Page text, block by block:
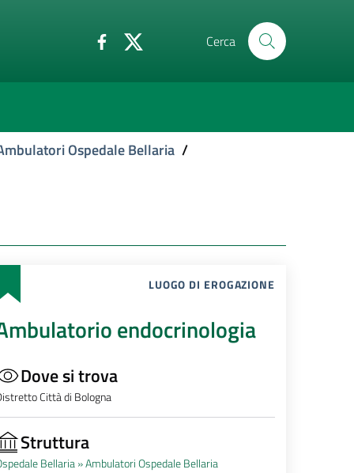
Cerca
Ospedale Bellaria /
LUOGO DI EROGAZIONE
endocrinologia
Dove si trova
Città di Bologna
Struttura
Bellaria »Ambulatori Ospedale Bellaria